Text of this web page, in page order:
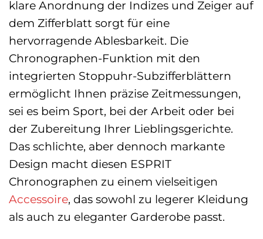
klare Anordnung der Indizes und Zeiger auf
dem Zifferblatt sorgt für eine
hervorragende Ablesbarkeit. Die
Chronographen-Funktion mit den
integrierten Stoppuhr-Subzifferblättern
ermöglicht Ihnen präzise Zeitmessungen,
sei es beim Sport, bei der Arbeit oder bei
der Zubereitung Ihrer Lieblingsgerichte.
Das schlichte, aber dennoch markante
Design macht diesen ESPRIT
Chronographen zu einem vielseitigen
Accessoire, das sowohl zu legerer Kleidung
als auch zu eleganter Garderobe passt.